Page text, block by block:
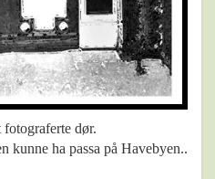
dør.
kunne ha passa på Havebyen..